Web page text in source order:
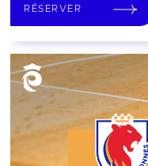
RÉSERVER